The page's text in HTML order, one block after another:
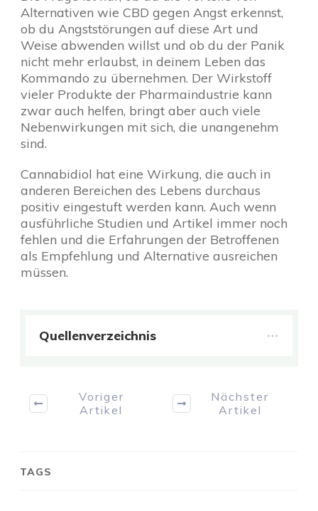
Alternativen wie CBD gegen Angst erkennst,
ob du Angststörungen auf diese Art und
Weise abwenden willst und ob du der Panik
nicht mehr erlaubst, in deinem Leben das
Kommando zu übernehmen. Der Wirkstoff
vieler Produkte der Pharmaindustrie kann
zwar auch helfen, bringt aber auch viele
Nebenwirkungen mit sich, die unangenehm
sind.
Cannabidiol hat eine Wirkung, die auch in
anderen Bereichen des Lebens durchaus
positiv eingestuft werden kann. Auch wenn
ausführliche Studien und Artikel immer noch
fehlen und die Erfahrungen der Betroffenen
als Empfehlung und Alternative ausreichen
müssen.
Quellenverzeichnis
Voriger
Artikel
Nächster
Artikel
TAGS